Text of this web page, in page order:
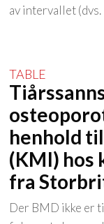
av intervallet (dvs.
henhold
(KMI) hos
fra
Der BMD ikke er